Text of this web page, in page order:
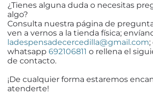
¿Tienes alguna duda o necesitas
algo?
Consulta nuestra página de
ven a vernos a la tienda física;
ladespensadecercedilla@gmail.com
whatsapp 692106811 o rellena el
de contacto.
¡De cualquier forma estaremos
atenderte!